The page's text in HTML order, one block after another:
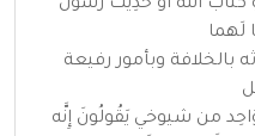
الله أَو حَدِيث رَسُول
لَهما
بالخلافة وبأمور رفيعة
من شيوخي يَقُولُونَ إِنَّه